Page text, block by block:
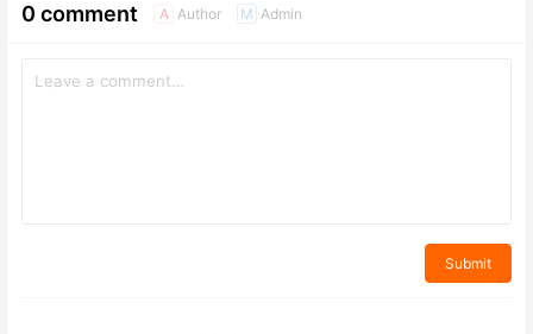
0 comment A Author M Admin
Submit